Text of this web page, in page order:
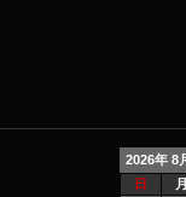
2026年 8
日
月